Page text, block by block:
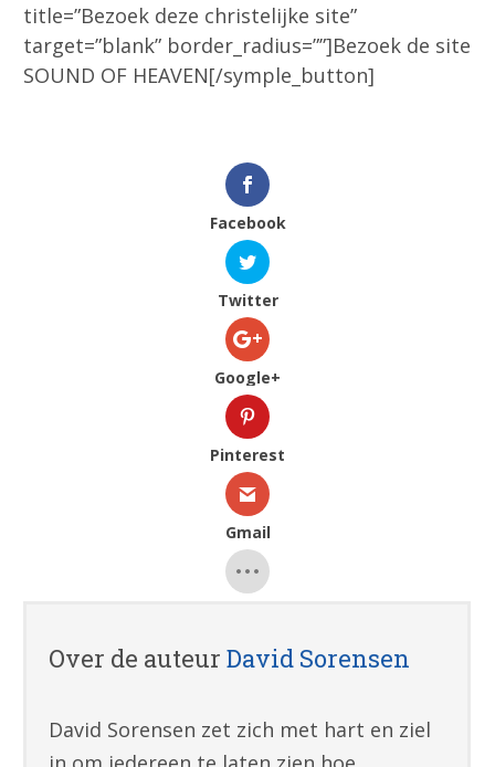
title=”Bezoek deze christelijke site”
target=”blank” border_radius=””]Bezoek de site
SOUND OF HEAVEN[/symple_button]
Facebook
Twitter
Google+
Pinterest
Gmail
Over de auteurDavid Sorensen
David Sorensen zet zich met hart en ziel